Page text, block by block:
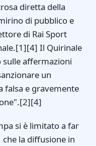
diretta della
di pubblico e
di Rai Sport
Il Quirinale
affermazioni
un
falsa e gravemente
si è limitato a far
la diffusione in